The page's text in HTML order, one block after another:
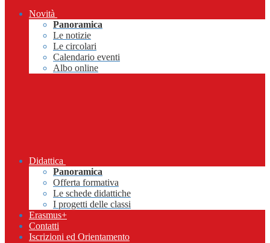
Novità
Panoramica
Le notizie
Le circolari
Calendario eventi
Albo online
Didattica
Panoramica
Offerta formativa
Le schede didattiche
I progetti delle classi
Erasmus+
Contatti
Iscrizioni ed Orientamento